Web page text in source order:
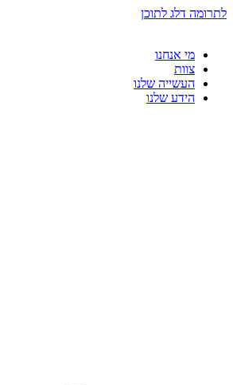
לתרומה דלג לתוכן
מי אנחנו
צוות
העשייה שלנו
הידע שלנו